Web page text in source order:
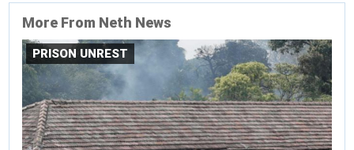
More From Neth News
PRISON UNREST